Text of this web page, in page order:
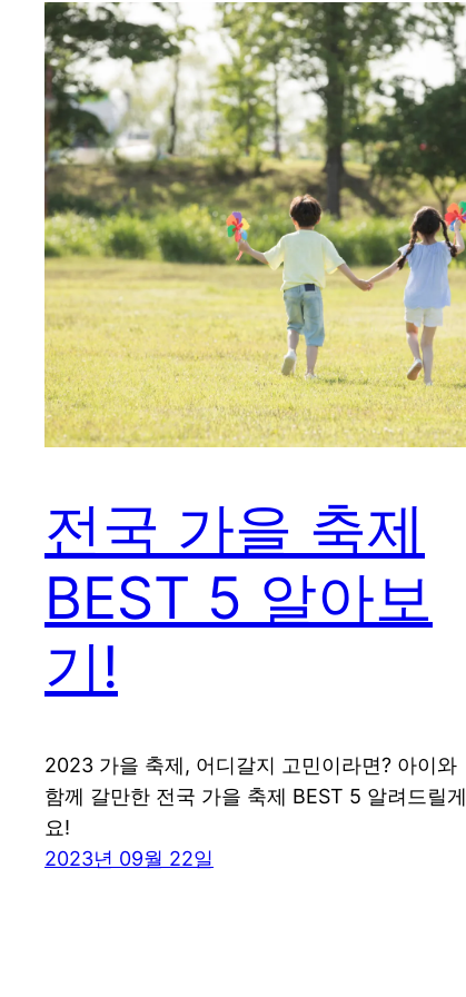
전국 가을 축제
BEST 5 알아보
기!
2023 가을 축제, 어디갈지 고민이라면? 아이와
함께 갈만한 전국 가을 축제 BEST 5 알려드릴게
요!
2023년 09월 22일